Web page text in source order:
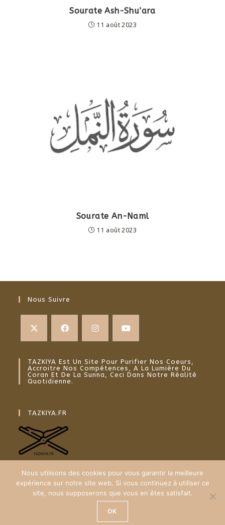
Sourate Ash-Shu’ara
11 août 2023
Sourate An-Naml
11 août 2023
Nous Suivre
TAZKIYA Est Un Site Pour Purifier Nos Coeurs,
Accroitre Nos Compétences, A La Lumière Du
Coran Et De La Sunna, Ceci Dans Notre Réalité
Quotidienne.
TAZKIYA.FR
Plan du site Mentions Légales
Nous utilisons des cookies pour vous garantir la meilleure
expérience sur notre site web. Si vous continuez à utiliser ce
site, nous supposerons que vous en êtes satisfait.
OK